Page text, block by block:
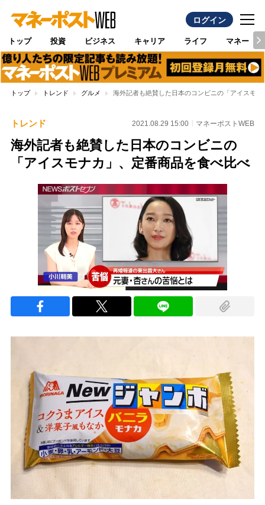
ログイン
トップ 投資 ビジネス キャリア ライフ マネー
トップ トレンド グルメ 海外記者も絶賛した日本のコンビニの「アイスモ
トレンド 2021.08.29 15:00 マネーポストWEB
海外記者も絶賛した日本のコンビニの
「アイスモナカ」、定番商品を食べ比べ